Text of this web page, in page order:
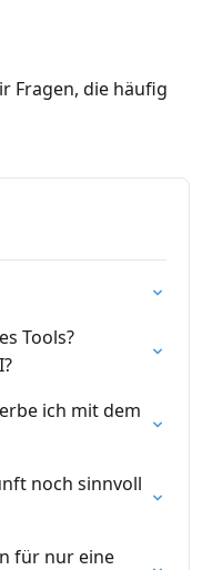
Fragen, die häufig
Tools?
ich mit dem
noch sinnvoll
für nur eine